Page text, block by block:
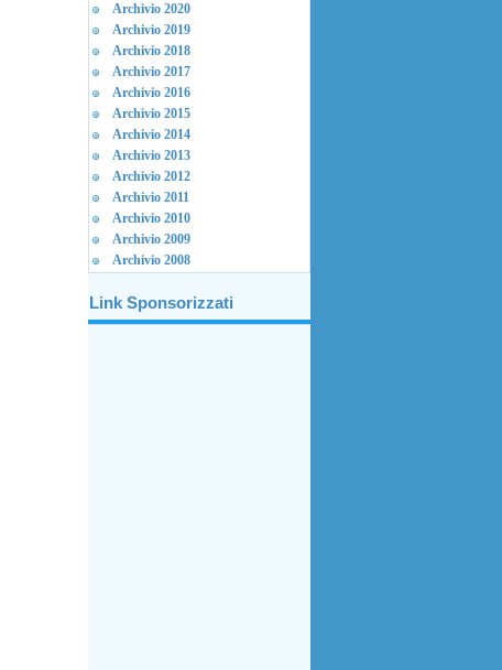
Archivio 2020
Archivio 2019
Archivio 2018
Archivio 2017
Archivio 2016
Archivio 2015
Archivio 2014
Archivio 2013
Archivio 2012
Archivio 2011
Archivio 2010
Archivio 2009
Archivio 2008
Link Sponsorizzati